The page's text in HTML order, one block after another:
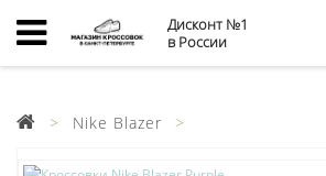
Дисконт №1
в России
Nike Blazer